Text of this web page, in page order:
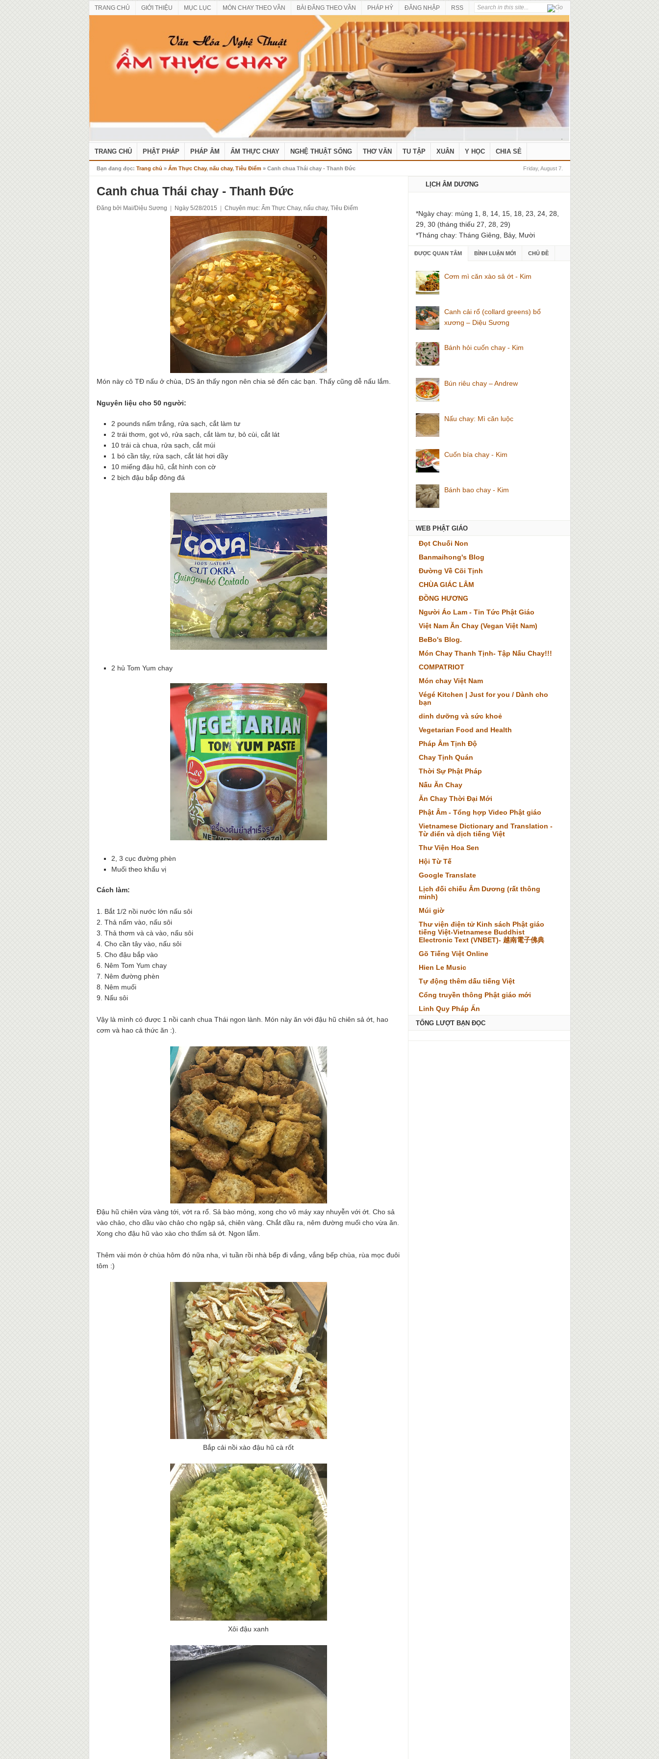
TRANG CHỦ GIỚI THIỆU MỤC LỤC MÓN CHAY THEO VẦN BÀI ĐĂNG THEO VẦN PHÁP HỶ ĐĂNG NHẬP RSS
TRANG CHỦ PHẬT PHÁP PHÁP ÂM ẨM THỰC CHAY NGHỆ THUẬT SỐNG THƠ VĂN TU TẬP XUÂN Y HỌC CHIA SẺ
Friday, August 7.
Bạn đang đọc: Trang chủ » Ẩm Thực Chay, nấu chay, Tiêu Điểm» Canh chua Thái chay - Thanh Đức
Canh chua Thái chay - Thanh Đức
Đăng bởi Mai/Diệu Sương Ngày 5/28/2015 Chuyên mục: Ẩm Thực Chay, nấu chay, Tiêu Điểm
Món này cô TĐ nấu ở chùa, DS ăn thấy ngon nên chia sẻ đến các bạn. Thấy cũng dễ nấu lắm.
Nguyên liệu cho 50 người:
2 pounds nấm trắng, rửa sạch, cắt làm tư
2 trái thơm, gọt vỏ, rửa sạch, cắt làm tư, bỏ cùi, cắt lát
10 trái cà chua, rửa sạch, cắt múi
1 bó cần tây, rửa sạch, cắt lát hơi dầy
10 miếng đậu hũ, cắt hình con cờ
2 bịch đậu bắp đông đá
2 hủ Tom Yum chay
2, 3 cục đường phèn
Muối theo khẩu vị
Cách làm:
1. Bắt 1/2 nồi nước lớn nấu sôi
2. Thả nấm vào, nấu sôi
3. Thả thơm và cà vào, nấu sôi
4. Cho cần tây vào, nấu sôi
5. Cho đậu bắp vào
6. Nêm Tom Yum chay
7. Nêm đường phèn
8. Nêm muối
9. Nấu sôi
Vậy là mình có được 1 nồi canh chua Thái ngon lành. Món này ăn với đậu hũ chiên sả ớt, hao
cơm và hao cả thức ăn :).
Đậu hũ chiên vừa vàng tới, vớt ra rổ. Sả bào mỏng, xong cho vô máy xay nhuyễn với ớt. Cho sả
vào chảo, cho dầu vào chảo cho ngập sả, chiên vàng. Chắt dầu ra, nêm đường muối cho vừa ăn.
Xong cho đậu hũ vào xào cho thấm sả ớt. Ngon lắm.
Thêm vài món ở chùa hôm đó nữa nha, vì tuần rồi nhà bếp đi vắng, vắng bếp chùa, rùa mọc đuôi
tôm :)
Bắp cải nồi xào đậu hũ cà rốt
Xôi đậu xanh
LỊCH ÂM DƯƠNG
*Ngày chay: mùng 1, 8, 14, 15, 18, 23, 24, 28,
29, 30 (tháng thiếu 27, 28, 29)
*Tháng chay: Tháng Giêng, Bảy, Mười
ĐƯỢC QUAN TÂM BÌNH LUẬN MỚI CHỦ ĐỀ
Cơm mì căn xào sả ớt - Kim
Canh cải rổ (collard greens) bổ
xương – Diệu Sương
Bánh hỏi cuốn chay - Kim
Bún riêu chay – Andrew
Nấu chay: Mì căn luộc
Cuốn bía chay - Kim
Bánh bao chay - Kim
WEB PHẬT GIÁO
Đọt Chuối Non
Banmaihong's Blog
Đường Về Cõi Tịnh
CHÙA GIÁC LÂM
ĐỒNG HƯƠNG
Người Áo Lam - Tin Tức Phật Giáo
Việt Nam Ăn Chay (Vegan Việt Nam)
BeBo's Blog.
Món Chay Thanh Tịnh- Tập Nấu Chay!!!
COMPATRIOT
Món chay Việt Nam
Végé Kitchen | Just for you / Dành cho
bạn
dinh dưỡng và sức khoẻ
Vegetarian Food and Health
Pháp Âm Tịnh Độ
Chay Tịnh Quán
Thời Sự Phật Pháp
Nấu Ăn Chay
Ăn Chay Thời Đại Mới
Phật Âm - Tổng hợp Video Phật giáo
Vietnamese Dictionary and Translation -
Từ điển và dịch tiếng Việt
Thư Viện Hoa Sen
Hội Từ Tế
Google Translate
Lịch đối chiếu Âm Dương (rất thông
minh)
Múi giờ
Thư viện điện tử Kinh sách Phật giáo
tiếng Việt-Vietnamese Buddhist
Electronic Text (VNBET)- 越南電子佛典
Gõ Tiếng Việt Online
Hien Le Music
Tự động thêm dấu tiếng Việt
Cổng truyền thông Phật giáo mới
Linh Quy Pháp Ấn
TỔNG LƯỢT BẠN ĐỌC